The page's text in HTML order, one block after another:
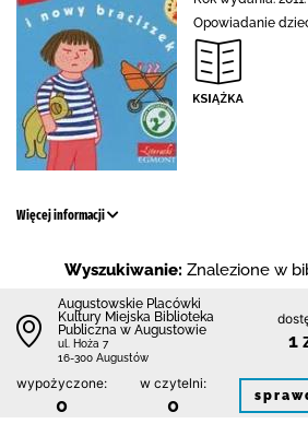
Opowiadanie
Więcej informacji
Wyszukiwanie: Znalezione w
Augustowskie Placówki
Kultury Miejska Biblioteka
Publiczna w Augustowie
ul. Hoża 7
16-300 Augustów
1
wypożyczone:
0
w czytelni:
0